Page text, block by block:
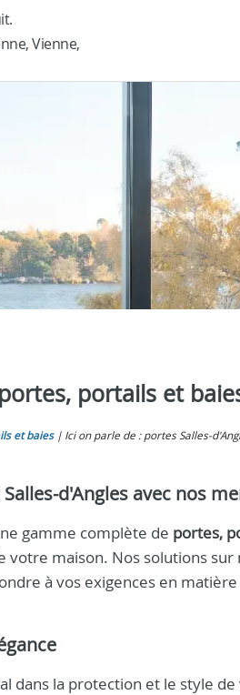
Vienne,
portails et
et baies
Ici on parle de : portes Salles-
d'Angles avec nos
gamme complète de portes,
votre maison. Nos solutions
à vos exigences en
dans la protection et le style